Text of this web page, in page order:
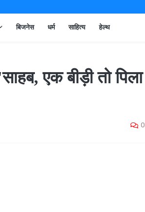
बिजनेस धर्म साहित्य हेल्थ
एक बीड़ी तो पिला
0